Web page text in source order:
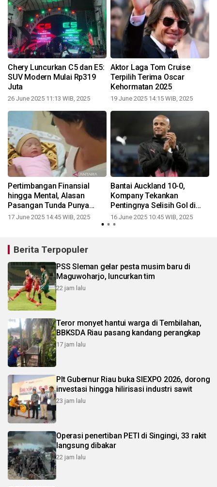
Chery Luncurkan C5 dan E5:
SUV Modern Mulai Rp319
Juta
26 June 2025 11:13 WIB, 2025
Aktor Laga Tom Cruise
Terpilih Terima Oscar
Kehormatan 2025
19 June 2025 14:15 WIB, 2025
Pertimbangan Finansial
hingga Mental, Alasan
Pasangan Tunda Punya
Anak
17 June 2025 14:45 WIB, 2025
Bantai Auckland 10-0,
Kompany Tekankan
Pentingnya Selisih Gol di
Grup Berat
16 June 2025 10:45 WIB, 2025
Berita Terpopuler
PSS Sleman gelar pesta musim baru di
Maguwoharjo, luncurkan tim
22 jam lalu
Teror monyet hantui warga di Tembilahan,
BBKSDA Riau pasang kandang perangkap
17 jam lalu
Plt Gubernur Riau buka SIEXPO 2026, dorong
investasi hingga hilirisasi industri sawit
23 jam lalu
Operasi penertiban PETI di Singingi, 33 rakit
langsung dibakar
22 jam lalu